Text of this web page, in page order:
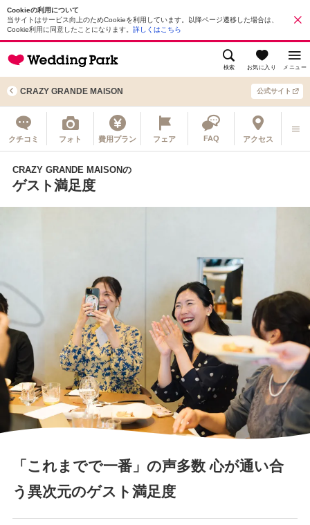
Cookieの利用について
当サイトはサービス向上のためCookieを利用しています。以降ページ遷移した場合は、
Cookie利用に同意したことになります。 詳しくはこちら
検索 お気に入り メニュー
CRAZY GRANDE MAISON 公式サイト
クチコミ フォト 費用プラン フェア FAQ アクセス
CRAZY GRANDE MAISONの
ゲスト満足度
「これまでで一番」の声多数 心が通い合
う異次元のゲスト満足度